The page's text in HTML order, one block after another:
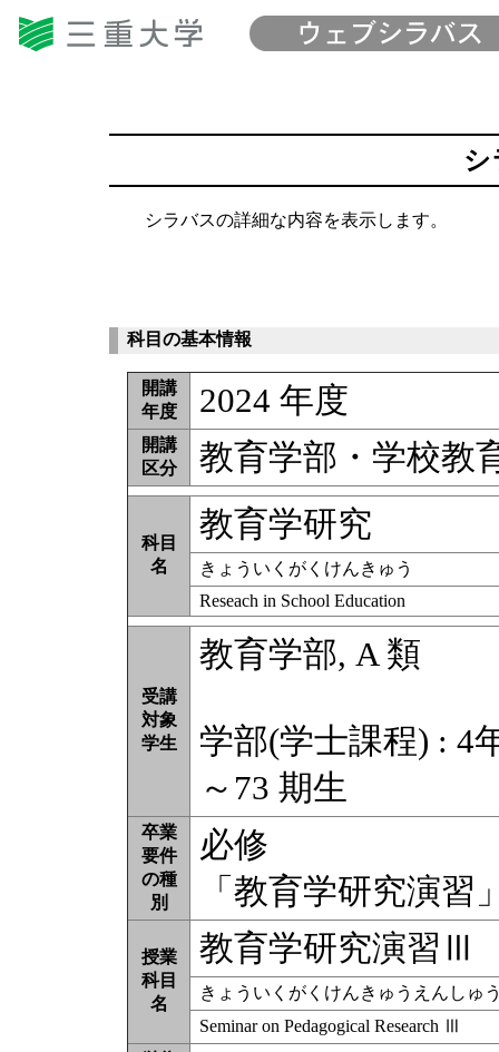
シ
シラバスの詳細な内容を表示します。
科目の基本情報
開講
年度
2024 年度
開講
区分
教育学部・学校教
科目
名
教育学研究
きょういくがくけんきゅう
Reseach in School Education
受講
対象
学生
教育学部, A 類
学部(学士課程) : 4
～73 期生
卒業
要件
の種
別
必修
「教育学研究演
授業
科目
名
教育学研究演習Ⅲ
きょういくがくけんきゅうえんしゅ
Seminar on Pedagogical Research Ⅲ